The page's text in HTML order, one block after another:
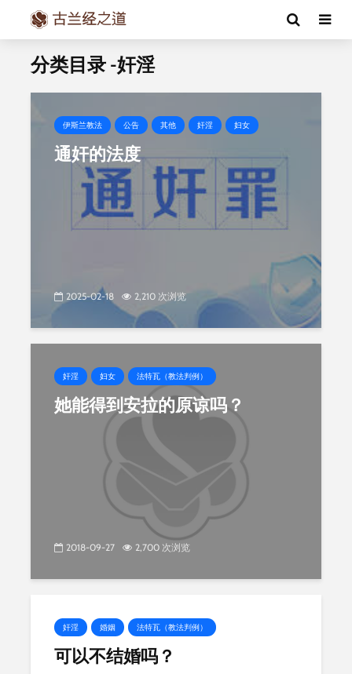
分类目录 -奸淫
伊斯兰教法 公告 其他 奸淫 妇女
通奸的法度
2025-02-18 2,210 次浏览
奸淫 妇女 法特瓦（教法判例）
她能得到安拉的原谅吗？
2018-09-27 2,700 次浏览
奸淫 婚姻 法特瓦（教法判例）
可以不结婚吗？